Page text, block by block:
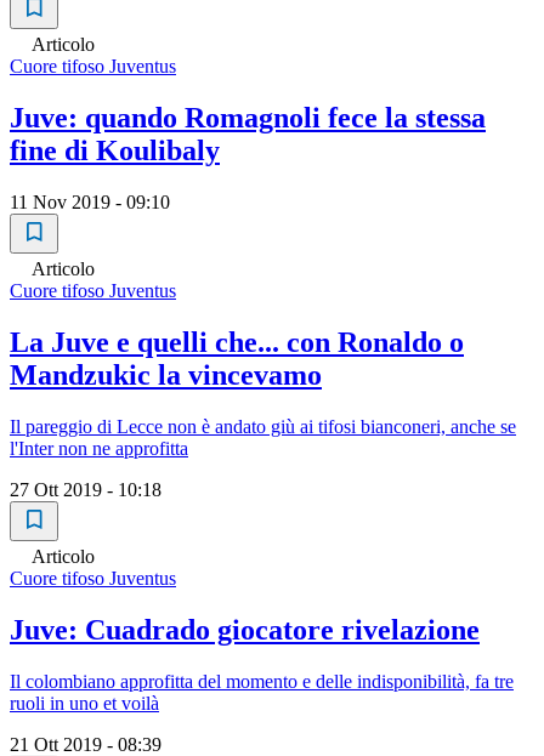
Articolo
Cuore tifoso Juventus
Juve: quando Romagnoli fece la stessa
fine di Koulibaly
11 Nov 2019 - 09:10
Articolo
Cuore tifoso Juventus
La Juve e quelli che... con Ronaldo o
Mandzukic la vincevamo
Il pareggio di Lecce non è andato giù ai tifosi bianconeri, anche se
l'Inter non ne approfitta
27 Ott 2019 - 10:18
Articolo
Cuore tifoso Juventus
Juve: Cuadrado giocatore rivelazione
Il colombiano approfitta del momento e delle indisponibilità, fa tre
ruoli in uno et voilà
21 Ott 2019 - 08:39